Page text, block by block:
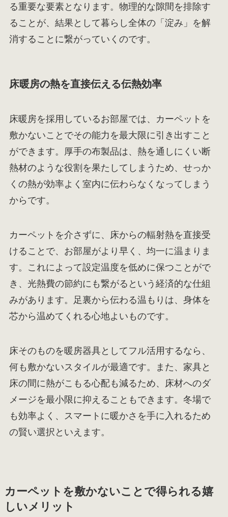
る重要な要素となります。物理的な隙間を排除す
ることが、結果として暮らし全体の「淀み」を解
消することに繋がっていくのです。
床暖房の熱を直接伝える伝熱効率
床暖房を採用しているお部屋では、カーペットを
敷かないことでその能力を最大限に引き出すこと
ができます。厚手の布製品は、熱を通しにくい断
熱材のような役割を果たしてしまうため、せっか
くの熱が効率よく室内に伝わらなくなってしまう
からです。
カーペットを介さずに、床からの輻射熱を直接受
けることで、お部屋がより早く、均一に温まりま
す。これによって設定温度を低めに保つことがで
き、光熱費の節約にも繋がるという経済的な仕組
みがあります。足裏から伝わる温もりは、身体を
芯から温めてくれる心地よいものです。
床そのものを暖房器具としてフル活用するなら、
何も敷かないスタイルが最適です。また、家具と
床の間に熱がこもる心配も減るため、床材へのダ
メージを最小限に抑えることもできます。冬場で
も効率よく、スマートに暖かさを手に入れるため
の賢い選択といえます。
カーペットを敷かないことで得られる嬉
しいメリット